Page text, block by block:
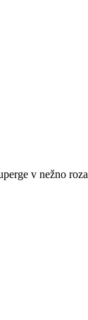
v nežno